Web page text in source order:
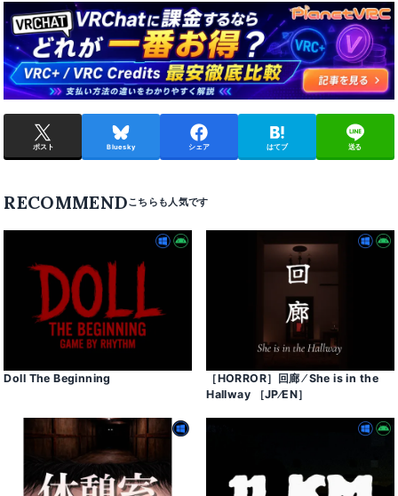
ポスト Bluesky シェア はてブ 送る
RECOMMEND
Doll The Beginning
［HORROR］回廊 ⁄ She is in the
Hallway ［JP⁄EN］